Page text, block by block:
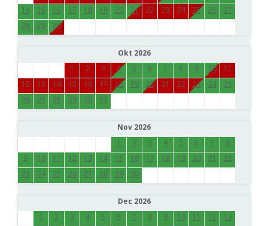
14
15 16 17 18 19 20 21 22 23 24 25 26
27
28
29 30
Okt 2026
1
2 3 4 5 6 7 8 9 10
11
12
13 14 15 16 17 18 19 20 21 22 23 24
25
26
27 28 29 30 31
Nov 2026
1
2 3 4 5 6 7
8
9
10 11 12 13 14 15 16 17 18 19 20 21
22
23
24 25 26 27 28 29 30
Dec 2026
1
2 3 4 5 6 7 8 9 10 11 12
13